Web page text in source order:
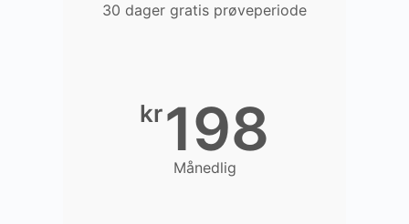
30 dager gratis prøveperiode
kr198
Månedlig